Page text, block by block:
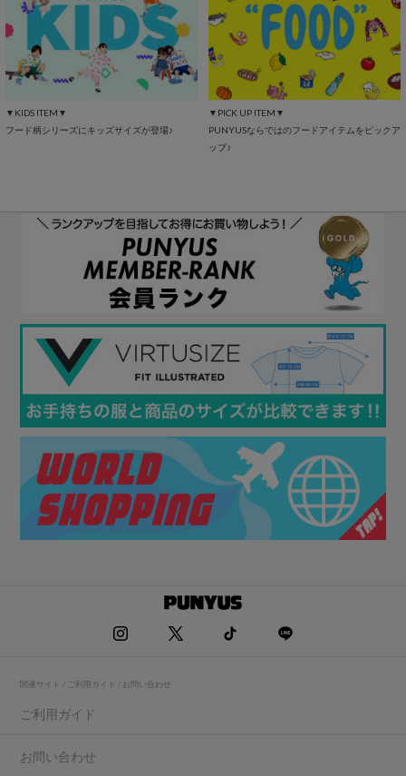
▼KIDS ITEM▼
フード柄シリーズにキッズサイズが登場♪
▼PICK UP ITEM▼
PUNYUSならではのフードアイテムをピックア
ップ♪
関連サイト / ご利用ガイド / お問い合わせ
ご利用ガイド
お問い合わせ